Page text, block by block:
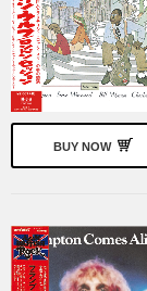
BUY NOW